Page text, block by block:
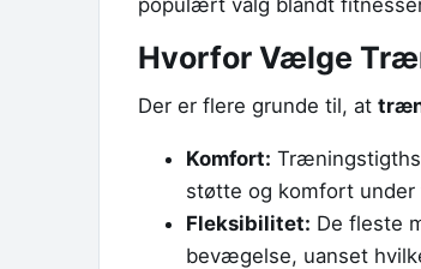
populært valg blandt
Hvorfor Vælge
Der er flere grunde til, at
Komfort:
støtte og komfort
Fleksibilitet: De fleste
bevægelse, uanset